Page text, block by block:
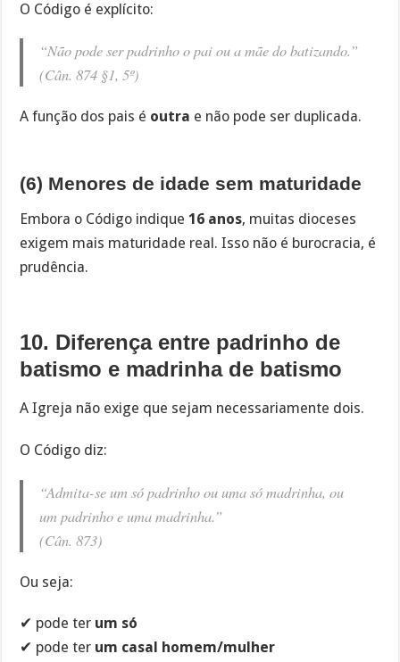
O Código é explícito:
“Não pode ser padrinho o pai ou a mãe do batizando.”
(Cân. 874 §1, 5º)
A função dos pais é outra e não pode ser duplicada.
(6) Menores de idade sem maturidade
Embora o Código indique16 anos, muitas dioceses
exigem mais maturidade real. Isso não é burocracia, é
prudência.
10. Diferença entre padrinho de
batismo e madrinha de batismo
A Igreja não exige que sejam necessariamente dois.
O Código diz:
“Admita-se um só padrinho ou uma só madrinha, ou
um padrinho e uma madrinha.”
(Cân. 873)
Ou seja:
✔ pode ter um só
✔ pode ter um casal homem/mulher